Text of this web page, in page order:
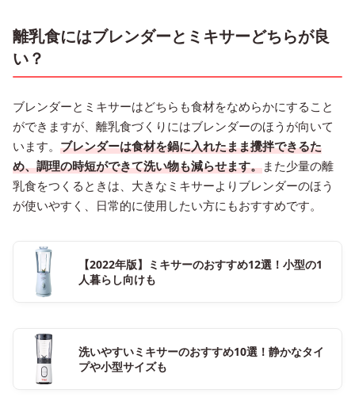
離乳食にはブレンダーとミキサーどちらが良
い？
ブレンダーとミキサーはどちらも食材をなめらかにすること
ができますが、離乳食づくりにはブレンダーのほうが向いて
います。 ブレンダーは食材を鍋に入れたまま攪拌できるた
め、調理の時短ができて洗い物も減らせます。また少量の離
乳食をつくるときは、大きなミキサーよりブレンダーのほう
が使いやすく、日常的に使用したい方にもおすすめです。
【2022年版】ミキサーのおすすめ12選！小型の1
人暮らし向けも
洗いやすいミキサーのおすすめ10選！静かなタイ
プや小型サイズも